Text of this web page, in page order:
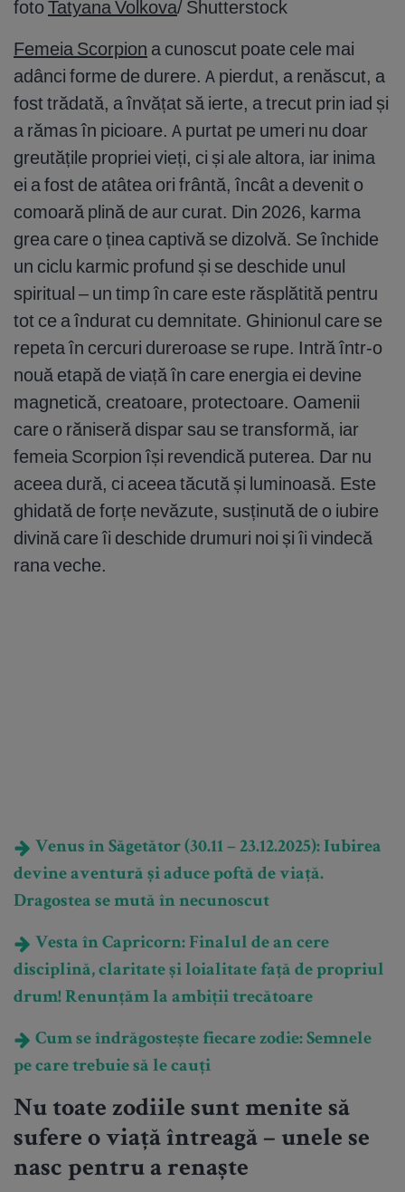
fotoTatyana Volkova/ Shutterstock
Femeia Scorpion a cunoscut poate cele mai
adânci forme de durere. A pierdut, a renăscut, a
fost trădată, a învățat să ierte, a trecut prin iad și
a rămas în picioare. A purtat pe umeri nu doar
greutățile propriei vieți, ci și ale altora, iar inima
ei a fost de atâtea ori frântă, încât a devenit o
comoară plină de aur curat. Din 2026, karma
grea care o ținea captivă se dizolvă. Se închide
un ciclu karmic profund și se deschide unul
spiritual – un timp în care este răsplătită pentru
tot ce a îndurat cu demnitate. Ghinionul care se
repeta în cercuri dureroase se rupe. Intră într-o
nouă etapă de viață în care energia ei devine
magnetică, creatoare, protectoare. Oamenii
care o răniseră dispar sau se transformă, iar
femeia Scorpion își revendică puterea. Dar nu
aceea dură, ci aceea tăcută și luminoasă. Este
ghidată de forțe nevăzute, susținută de o iubire
divină care îi deschide drumuri noi și îi vindecă
rana veche.
Venus în Săgetător (30.11 – 23.12.2025): Iubirea
devine aventură și aduce poftă de viață.
Dragostea se mută în necunoscut
Vesta în Capricorn: Finalul de an cere
disciplină, claritate și loialitate față de propriul
drum! Renunțăm la ambiții trecătoare
Cum se îndrăgostește fiecare zodie: Semnele
pe care trebuie să le cauți
Nu toate zodiile sunt menite să
sufere o viață întreagă – unele se
nasc pentru a renaște